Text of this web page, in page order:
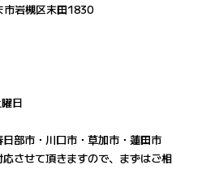
岩槻区末田1830
日
部市・川口市・草加市・蓮田市
させて頂きますので、まずはご相